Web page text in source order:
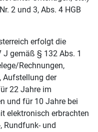
2 und 3, Abs. 4 HGB
erfolgt die
gemäß § 132 Abs. 1
Rechnungen,
Aufstellung der
22 Jahre im
und für 10 Jahre bei
elektronisch erbrachten
Rundfunk- und